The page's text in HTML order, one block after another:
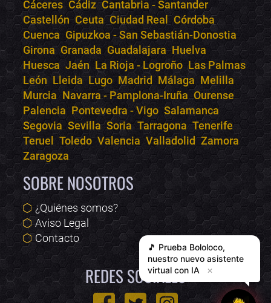
Cáceres Cádiz Cantabria - Santander
Castellón Ceuta Ciudad Real
Córdoba
Cuenca Gipuzkoa - San Sebastián-Donostia
Girona Granada Guadalajara Huelva
Huesca Jaén La Rioja - Logroño Las Palmas
León Lleida Lugo Madrid Málaga Melilla
Murcia Navarra - Pamplona-Iruña Ourense
Palencia Pontevedra - Vigo Salamanca
Segovia Sevilla Soria Tarragona Tenerife
Teruel
Toledo Valencia Valladolid Zamora
Zaragoza
SOBRE NOSOTROS
¿Quiénes somos?
Aviso Legal
Contacto
REDES SOCIALES
🎵 Prueba Bololoco,
nuestro nuevo asistente
virtual con IA
✕